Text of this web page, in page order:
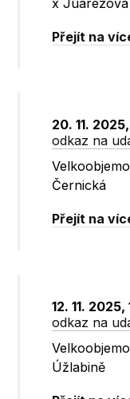
x Juárezova
Přejít na
20. 11.
odkaz na
Černická
Přejít na
12. 11.
odkaz na
Úžlabině